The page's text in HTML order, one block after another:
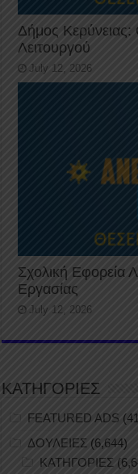
Δήμος
Λειτουργού
July 12, 2026
Σχολική Εφορεία
Εργασίας
July 12, 2026
ΚΑΤΗΓΟΡΙΕΣ
FEATURED ADS
ΔΟΥΛΕΙΕΣ (6,644)
ΚΑΤΗΓΟΡΙΕΣ